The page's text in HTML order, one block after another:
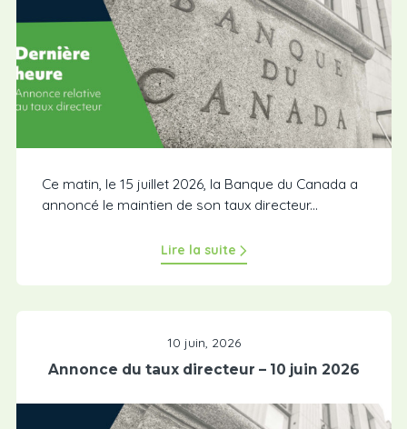
Ce matin, le 15 juillet 2026, la Banque du Canada a
annoncé le maintien de son taux directeur...
Lire la suite
10 juin, 2026
Annonce du taux directeur – 10 juin 2026